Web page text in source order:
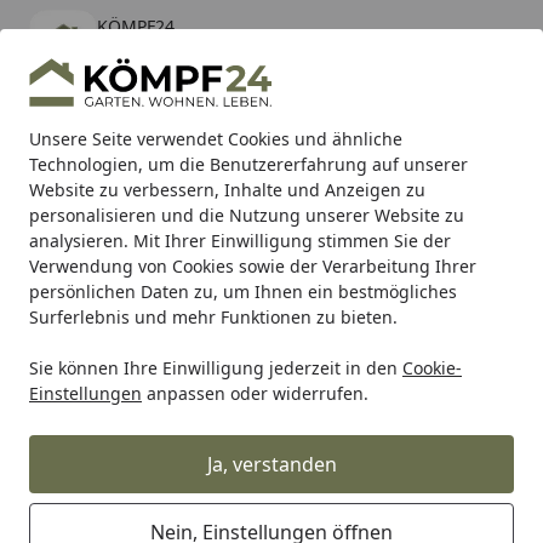
Unsere Seite verwendet Cookies und ähnliche
Technologien, um die Benutzererfahrung auf unserer
Website zu verbessern, Inhalte und Anzeigen zu
personalisieren und die Nutzung unserer Website zu
analysieren. Mit Ihrer Einwilligung stimmen Sie der
Verwendung von Cookies sowie der Verarbeitung Ihrer
persönlichen Daten zu, um Ihnen ein bestmögliches
Surferlebnis und mehr Funktionen zu bieten.
Sie können Ihre Einwilligung jederzeit in den Cookie-
Einstellungen anpassen oder widerrufen.
Ja, verstanden
Nein, Einstellungen öffnen
KÖMPF24
kostenlos - Im App Store
Hotline
Alle Produkte
Mein Konto
Suchen
Karibu Pools inkl. gratis Sandfilteranlage & Pool-
Starterset (Gesamtwert bis 468,99€)
Startseite
Meister Meister Zubehör Meister Zubehör für Böden
Meister Treppenkantenprofile aus
Parkett
Ihre Artikelübersicht